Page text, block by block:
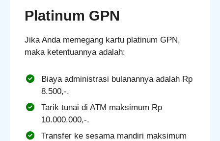
Platinum GPN
Jika Anda memegang kartu platinum GPN,
maka ketentuannya adalah:
Biaya administrasi bulanannya adalah Rp
8.500,-.
Tarik tunai di ATM maksimum Rp
10.000.000,-.
Transfer ke sesama mandiri maksimum